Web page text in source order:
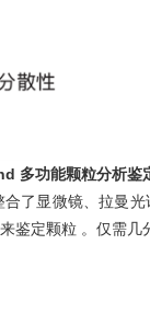
多功能颗粒分析鉴
合了显微镜、拉曼
鉴定颗粒 。仅需